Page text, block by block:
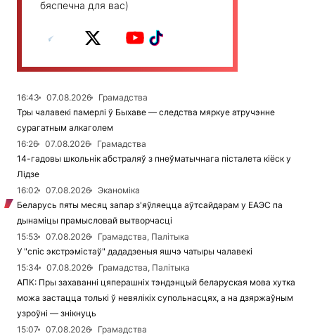
бяспечна для вас)
16:43 07.08.2026
Грамадства
Тры чалавекі памерлі ў Быхаве — следства мяркуе атручэнне
сурагатным алкаголем
16:26
07.08.2026
Грамадства
14-гадовы школьнік абстраляў з пнеўматычнага пісталета кіёск у
Лідзе
16:02
07.08.2026
Эканоміка
Беларусь пяты месяц запар з'яўляецца аўтсайдарам у ЕАЭС па
дынаміцы прамысловай вытворчасці
15:53
07.08.2026
Грамадства, Палітыка
У "спіс экстрэмістаў" дададзеныя яшчэ чатыры чалавекі
15:34
07.08.2026
Грамадства, Палітыка
АПК: Пры захаванні цяперашніх тэндэнцый беларуская мова хутка
можа застацца толькі ў невялікіх супольнасцях, а на дзяржаўным
узроўні — знікнуць
15:07
07.08.2026
Грамадства